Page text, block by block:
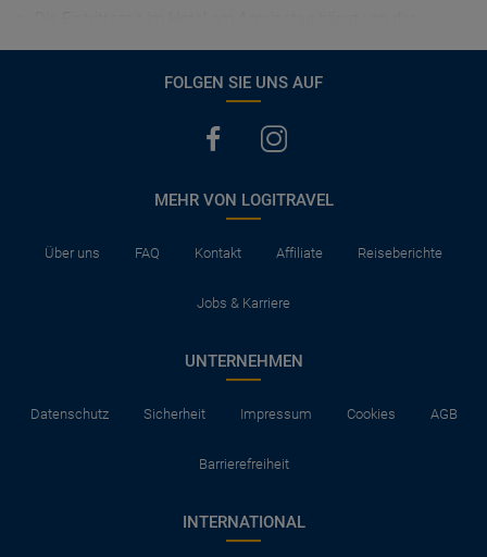
Die Kreditkarte gilt als Garantie und ist daher manchmal
In den Hotels stehen normalerweise Babybetten zur
Bitte überprüfen Sie die erforderlichen Unterlagen für die
den Ländern, in denen Zwischenstopps eingelegt werden.
FOLGEN SIE UNS AUF
MEHR VON LOGITRAVEL
Über uns FAQ Kontakt Affiliate Reiseberichte
Jobs & Karriere
UNTERNEHMEN
Datenschutz Sicherheit Impressum Cookies AGB
Barrierefreiheit
INTERNATIONAL